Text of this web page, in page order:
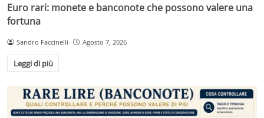
Euro rari: monete e banconote che possono valere una
fortuna
Sandro Faccinelli Agosto 7, 2026
Leggi di più